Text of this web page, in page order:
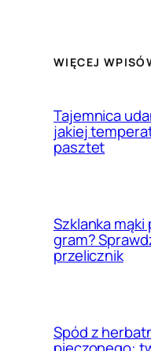
WIĘCEJ
Tajemnica
jakiej
pasztet
Szklanka
gram?
przelicznik
Spód z